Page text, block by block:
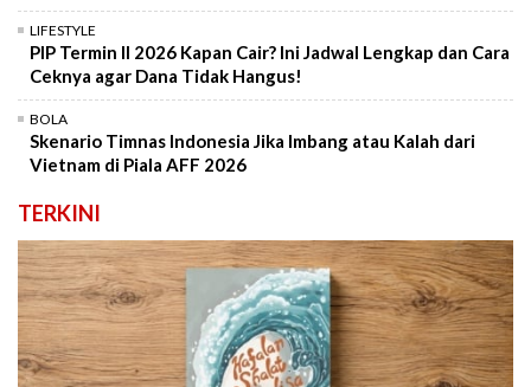
LIFESTYLE
PIP Termin II 2026 Kapan Cair? Ini Jadwal Lengkap dan Cara
Ceknya agar Dana Tidak Hangus!
BOLA
Skenario Timnas Indonesia Jika Imbang atau Kalah dari
Vietnam di Piala AFF 2026
TERKINI